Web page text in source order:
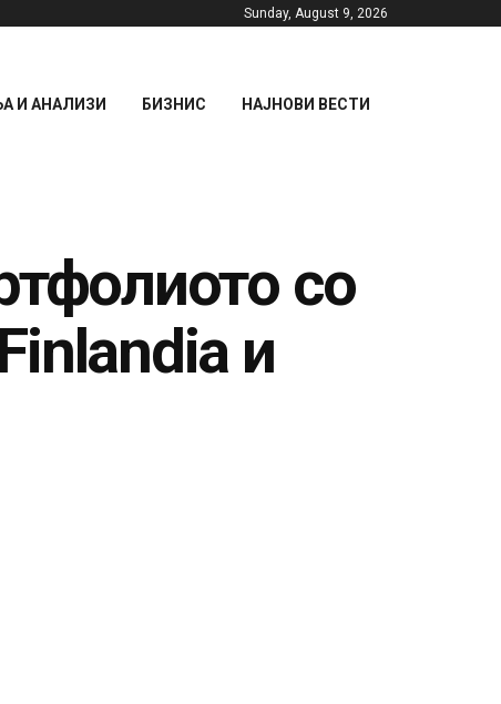
Sunday, August 9, 2026
И АНАЛИЗИ БИЗНИС НАЈНОВИ ВЕСТИ
со
и